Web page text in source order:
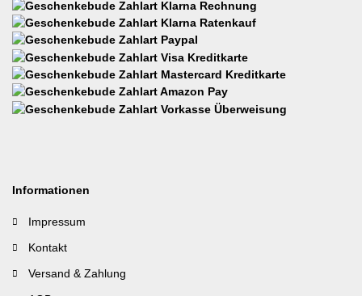
Informationen
Impressum
Kontakt
Versand & Zahlung